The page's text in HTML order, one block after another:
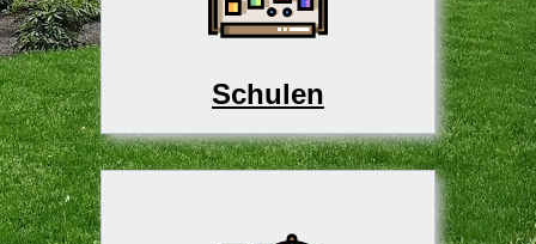
Schulen